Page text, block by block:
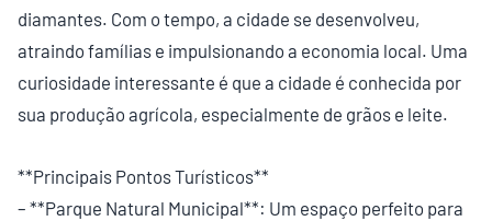
diamantes. Com o tempo, a cidade se desenvolveu,
atraindo famílias e impulsionando a economia local. Uma
curiosidade interessante é que a cidade é conhecida por
sua produção agrícola, especialmente de grãos e leite.
**Principais Pontos Turísticos**
– **Parque Natural Municipal**: Um espaço perfeito para